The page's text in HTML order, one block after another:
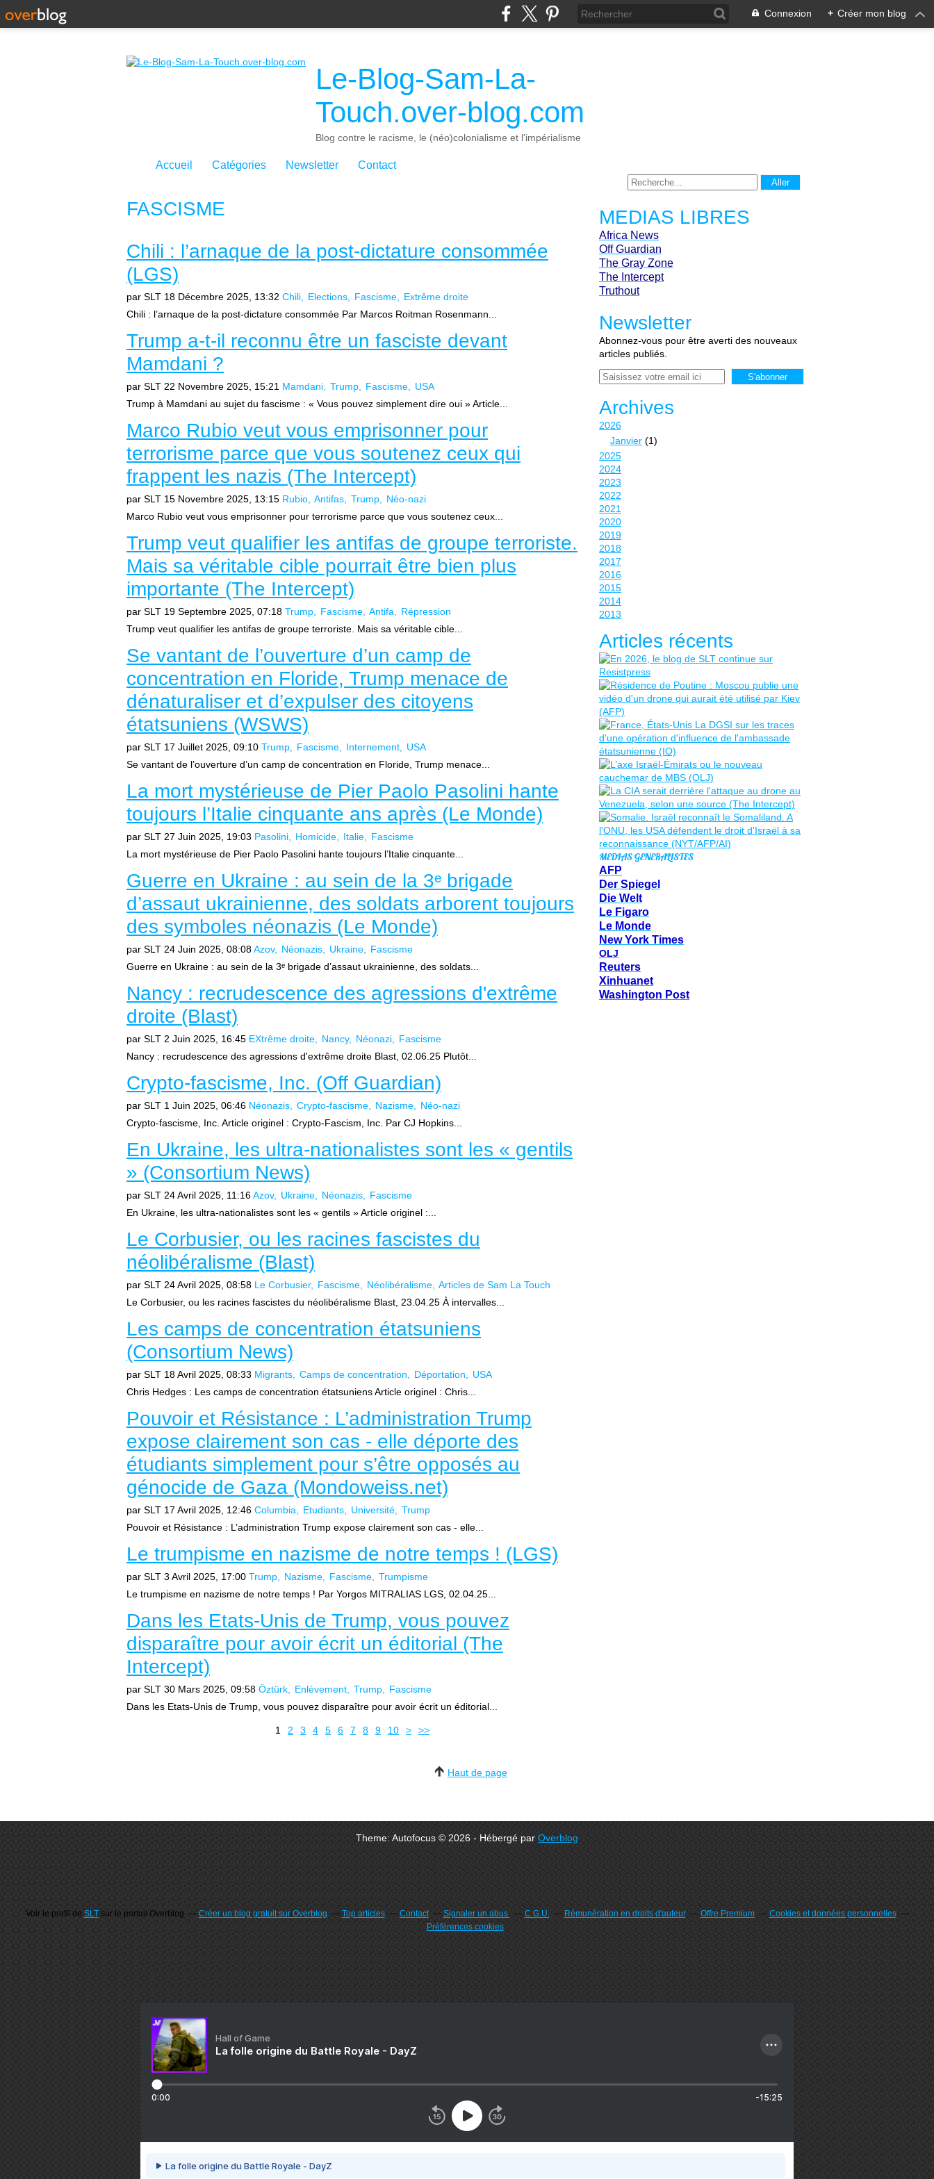
Connexion + Créer mon blog
Le-Blog-Sam-La-
Touch.over-blog.com
Blog contre le racisme, le (néo)colonialisme et l'impérialisme
Accueil Catégories Newsletter Contact
FASCISME
Chili : l’arnaque de la post-dictature consommée
(LGS)
par SLT 18 Décembre 2025, 13:32 Chili Elections Fascisme
Extrême droite
Chili : l’arnaque de la post-dictature consommée Par Marcos Roitman Rosenmann...
Trump a-t-il reconnu être un fasciste devant
Mamdani ?
par SLT 22 Novembre 2025, 15:21 Mamdani Trump Fascisme
USA
Trump à Mamdani au sujet du fascisme : « Vous pouvez simplement dire oui » Article...
Marco Rubio veut vous emprisonner pour
terrorisme parce que vous soutenez ceux qui
frappent les nazis (The Intercept)
par SLT 15 Novembre 2025, 13:15 Rubio Antifas Trump
Néo-nazi
Marco Rubio veut vous emprisonner pour terrorisme parce que vous soutenez ceux...
Trump veut qualifier les antifas de groupe terroriste.
Mais sa véritable cible pourrait être bien plus
importante (The Intercept)
par SLT 19 Septembre 2025, 07:18 Trump Fascisme Antifa
Répression
Trump veut qualifier les antifas de groupe terroriste. Mais sa véritable cible...
Se vantant de l’ouverture d’un camp de
concentration en Floride, Trump menace de
dénaturaliser et d’expulser des citoyens
étatsuniens (WSWS)
par SLT 17 Juillet 2025, 09:10 Trump Fascisme Internement
USA
Se vantant de l’ouverture d’un camp de concentration en Floride, Trump menace...
La mort mystérieuse de Pier Paolo Pasolini hante
toujours l’Italie cinquante ans après (Le Monde)
par SLT 27 Juin 2025, 19:03 Pasolini Homicide Italie
Fascisme
La mort mystérieuse de Pier Paolo Pasolini hante toujours l’Italie cinquante...
Guerre en Ukraine : au sein de la 3ᵉ brigade
d’assaut ukrainienne, des soldats arborent toujours
des symboles néonazis (Le Monde)
par SLT 24 Juin 2025, 08:08Azov Néonazis Ukraine
Fascisme
Guerre en Ukraine : au sein de la 3ᵉ brigade d’assaut ukrainienne, des soldats...
Nancy : recrudescence des agressions d'extrême
droite (Blast)
par SLT 2 Juin 2025, 16:45 EXtrême droite Nancy Néonazi
Fascisme
Nancy : recrudescence des agressions d'extrême droite Blast, 02.06.25 Plutôt...
Crypto-fascisme, Inc. (Off Guardian)
par SLT 1 Juin 2025, 06:46 Néonazis Crypto-fascisme Nazisme
Néo-nazi
Crypto-fascisme, Inc. Article originel : Crypto-Fascism, Inc. Par CJ Hopkins...
En Ukraine, les ultra-nationalistes sont les « gentils
» (Consortium News)
par SLT 24 Avril 2025, 11:16Azov Ukraine Néonazis
Fascisme
En Ukraine, les ultra-nationalistes sont les « gentils » Article originel :...
Le Corbusier, ou les racines fascistes du
néolibéralisme (Blast)
par SLT 24 Avril 2025, 08:58 Le Corbusier Fascisme Néolibéralisme Articles de Sam La Touch
Le Corbusier, ou les racines fascistes du néolibéralisme Blast, 23.04.25 À intervalles...
Les camps de concentration étatsuniens
(Consortium News)
par SLT 18 Avril 2025, 08:33 Migrants Camps de concentration Déportation
USA
Chris Hedges : Les camps de concentration étatsuniens Article originel : Chris...
Pouvoir et Résistance : L’administration Trump
expose clairement son cas - elle déporte des
étudiants simplement pour s’être opposés au
génocide de Gaza (Mondoweiss.net)
par SLT 17 Avril 2025, 12:46 Columbia Etudiants Université
Trump
Pouvoir et Résistance : L’administration Trump expose clairement son cas - elle...
Le trumpisme en nazisme de notre temps ! (LGS)
par SLT 3 Avril 2025, 17:00 Trump Nazisme Fascisme
Trumpisme
Le trumpisme en nazisme de notre temps ! Par Yorgos MITRALIAS LGS, 02.04.25...
Dans les Etats-Unis de Trump, vous pouvez
disparaître pour avoir écrit un éditorial (The
Intercept)
par SLT 30 Mars 2025, 09:58 Öztürk Enlèvement Trump
Fascisme
Dans les Etats-Unis de Trump, vous pouvez disparaître pour avoir écrit un éditorial...
1 2 3 4 5 6 7 8 9 10 > >>
MEDIAS LIBRES
Africa News
Off Guardian
The Gray Zone
The Intercept
Truthout
Newsletter
Abonnez-vous pour être averti des nouveaux
articles publiés.
Email
Archives
2026
Janvier (1)
2025
2024
2023
2022
2021
2020
2019
2018
2017
2016
2015
2014
2013
Articles récents
MEDIAS GENERALISTES
AFP
Der Spiegel
Die Welt
Le Figaro
Le Monde
New York Times
OLJ
Reuters
Xinhuanet
Washington Post
Haut de page
Theme: Autofocus © 2026 - Hébergé parOverblog
Voir le profil deSLTsur le portail Overblog Créer un blog gratuit sur Overblog Top articles Contact Signaler un abus C.G.U. Rémunération en droits d'auteur Offre Premium
Cookies et données personnelles
Préférences cookies
Hall of Game
La folle origine du Battle Royale - DayZ
0:00 -15:25
La folle origine du Battle Royale - DayZ